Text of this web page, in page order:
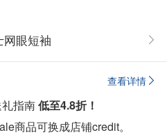
网眼短袖
查看详情
指南低至4.8折！
商品可换成店铺credit。